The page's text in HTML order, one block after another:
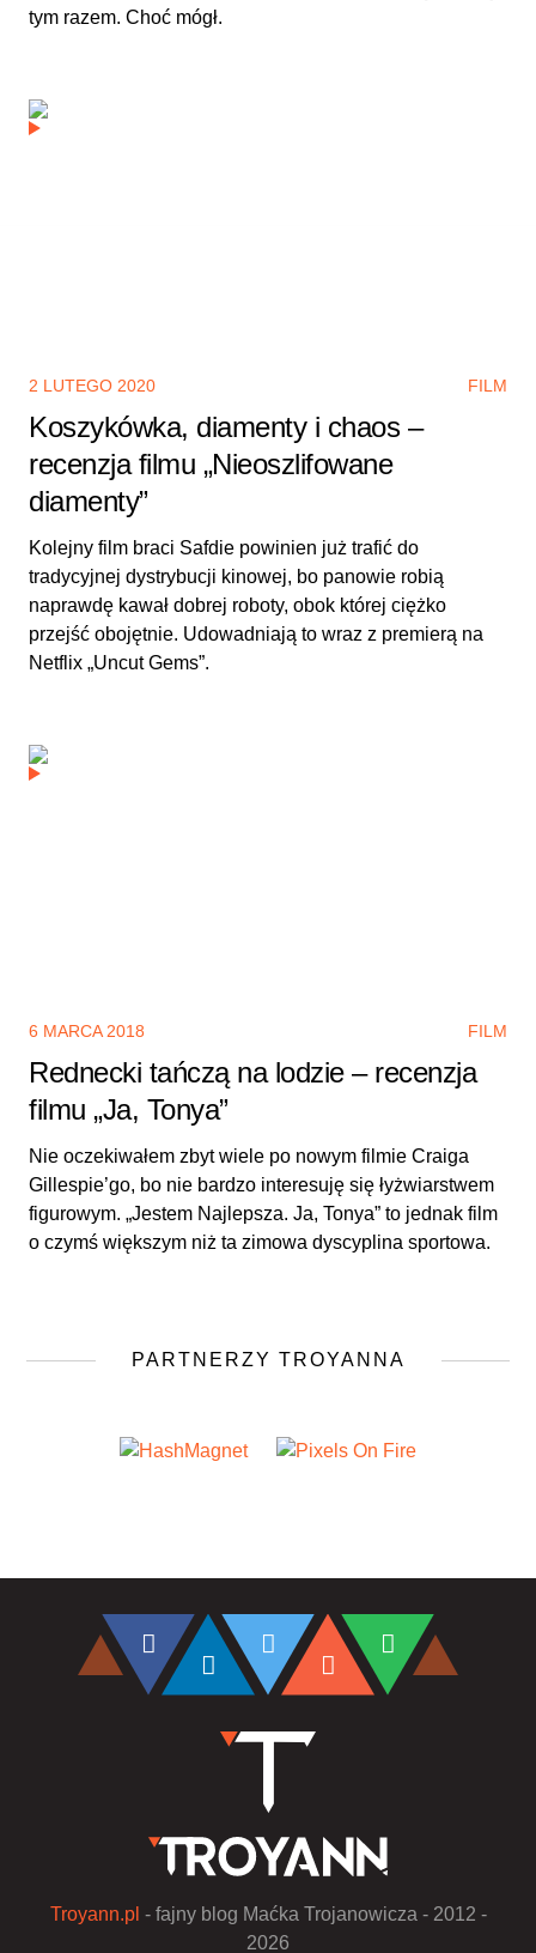
tym razem. Choć mógł.
2 LUTEGO 2020 FILM
Koszykówka, diamenty i chaos –
recenzja filmu „Nieoszlifowane
diamenty”
Kolejny film braci Safdie powinien już trafić do
tradycyjnej dystrybucji kinowej, bo panowie robią
naprawdę kawał dobrej roboty, obok której ciężko
przejść obojętnie. Udowadniają to wraz z premierą na
Netflix „Uncut Gems”.
6 MARCA 2018 FILM
Rednecki tańczą na lodzie – recenzja
filmu „Ja, Tonya”
Nie oczekiwałem zbyt wiele po nowym filmie Craiga
Gillespie’go, bo nie bardzo interesuję się łyżwiarstwem
figurowym. „Jestem Najlepsza. Ja, Tonya” to jednak film
o czymś większym niż ta zimowa dyscyplina sportowa.
PARTNERZY TROYANNA
Troyann.pl - fajny blog Maćka Trojanowicza - 2012 -
2026